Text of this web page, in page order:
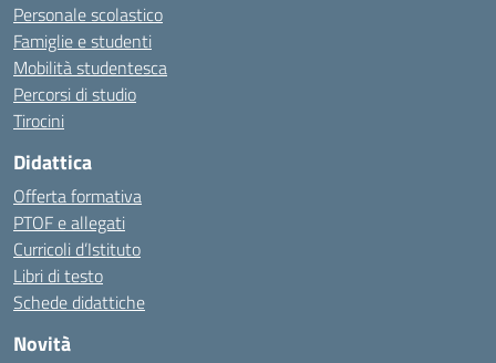
Personale scolastico
Famiglie e studenti
Mobilità studentesca
Percorsi di studio
Tirocini
Didattica
Offerta formativa
PTOF e allegati
Curricoli d’Istituto
Libri di testo
Schede didattiche
Novità